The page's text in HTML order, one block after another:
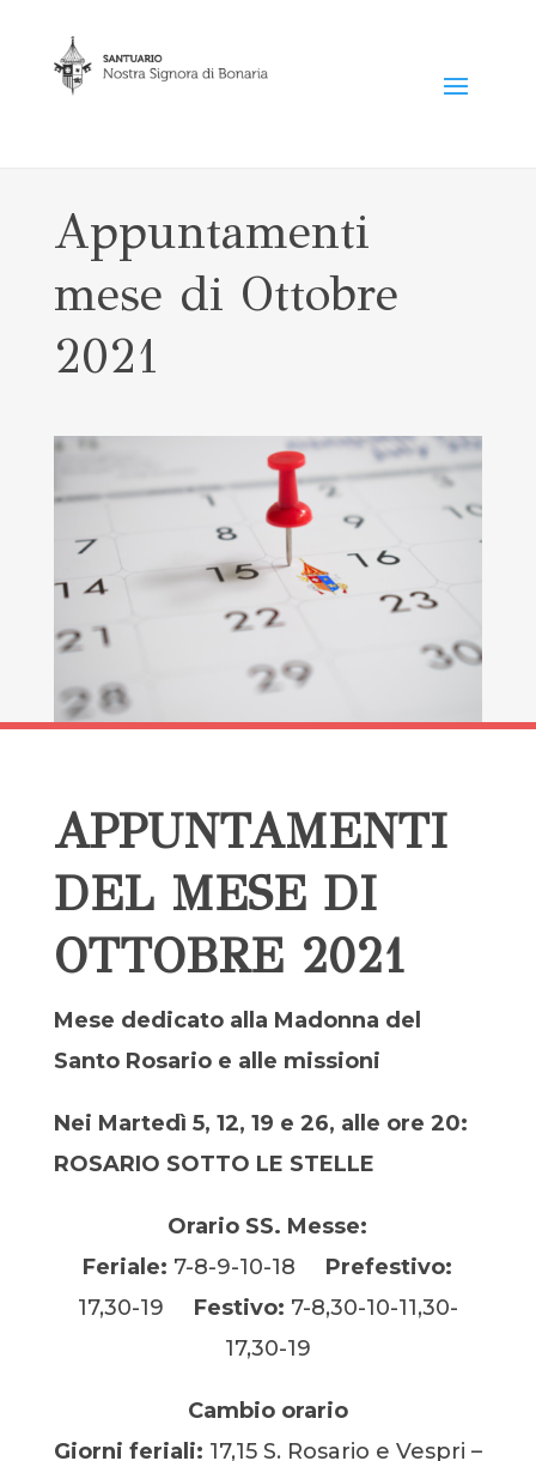
Appuntamenti
mese di Ottobre
2021
APPUNTAMENTI
DEL MESE DI
OTTOBRE 2021
Mese dedicato alla Madonna del
Santo Rosario e alle missioni
Nei Martedì 5, 12, 19 e 26, alle ore 20:
ROSARIO SOTTO LE STELLE
Orario SS. Messe:
Feriale: 7-8-9-10-18 Prefestivo:
17,30-19 Festivo: 7-8,30-10-11,30-
17,30-19
Cambio orario
Giorni feriali: 17,15 S. Rosario e Vespri –